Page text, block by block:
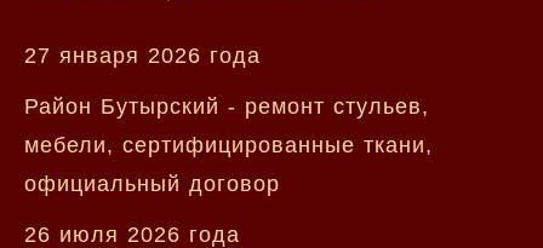
27 января 2026 года
Район Бутырский - ремонт стульев,
мебели, сертифицированные ткани,
официальный договор
26 июля 2026 года